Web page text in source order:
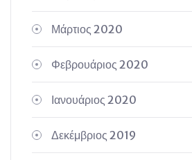
Μάρτιος 2020
Φεβρουάριος 2020
Ιανουάριος 2020
Δεκέμβριος 2019